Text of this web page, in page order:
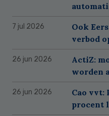
7 jul 2026
Ook
verbod
26 jun 2026
ActiZ:
worden
26 jun 2026
Cao vvt:
procent